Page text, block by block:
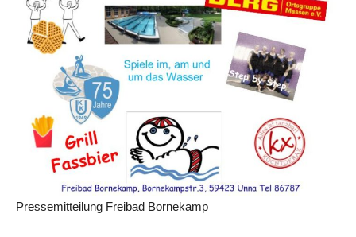
Pressemitteilung Freibad Bornekamp